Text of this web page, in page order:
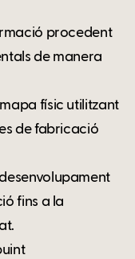
procedent
de manera
físic utilitzant
de fabricació
fins a la